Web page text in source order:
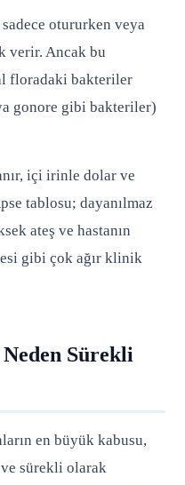
sadece otururken veya
verir. Ancak bu
floradaki bakteriler
gonore gibi bakteriler)
içi irinle dolar ve
tablosu; dayanılmaz
ateş ve hastanın
gibi çok ağır klinik
Sürekli
en büyük kabusu,
ve sürekli olarak